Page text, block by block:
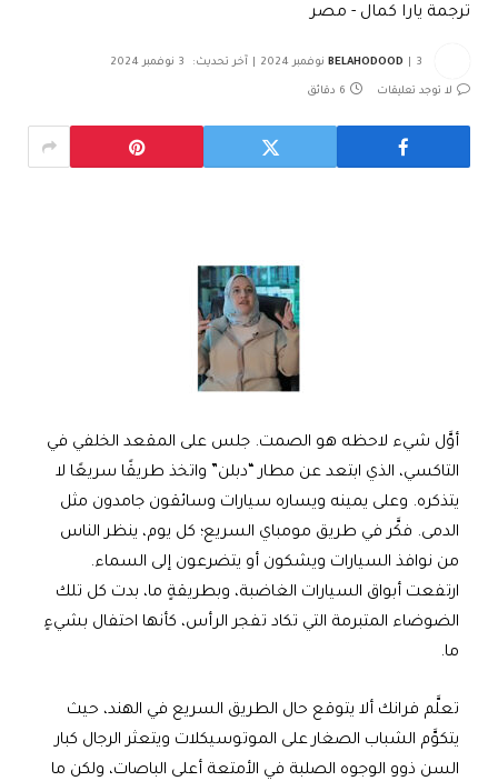
ترجمة يارا كمال - مصر
BELAHODOOD 3 نوفمبر 2024 آخر تحديث: 3 نوفمبر 2024
لا توجد تعليقات 6 دقائق
أوَّل شيء لاحظه هو الصمت. جلس على المقعد الخلفي في
التاكسي، الذي ابتعد عن مطار “دبلن” واتخذ طريقًا سريعًا لا
يتذكره. وعلى يمينه ويساره سيارات وسائقون جامدون مثل
الدمى. فكَّر في طريق مومباي السريع؛ كل يوم، ينظر الناس
من نوافذ السيارات ويشكون أو يتضرعون إلى السماء.
ارتفعت أبواق السيارات الغاضبة، وبطريقةٍ ما، بدت كل تلك
الضوضاء المتبرمة التي تكاد تفجر الرأس، كأنها احتفال بشيءٍ
ما.
تعلَّم فرانك ألا يتوقع حال الطريق السريع في الهند، حيث
يتكوَّم الشباب الصغار على الموتوسيكلات ويتعثر الرجال كبار
السن ذوو الوجوه الصلبة في الأمتعة أعلى الباصات، ولكن ما